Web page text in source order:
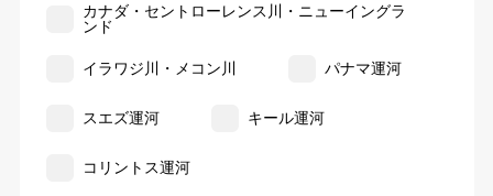
カナダ・セントローレンス川・ニューイングラ
ンド
イラワジ川・メコン川 パナマ運河
スエズ運河 キール運河
コリントス運河